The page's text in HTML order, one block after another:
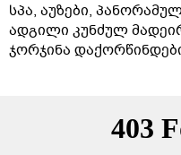
სპა, აუზები,
ადგილი კუნძულ
ჯორჯინა